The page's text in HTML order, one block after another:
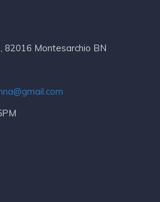
82016 Montesarchio BN